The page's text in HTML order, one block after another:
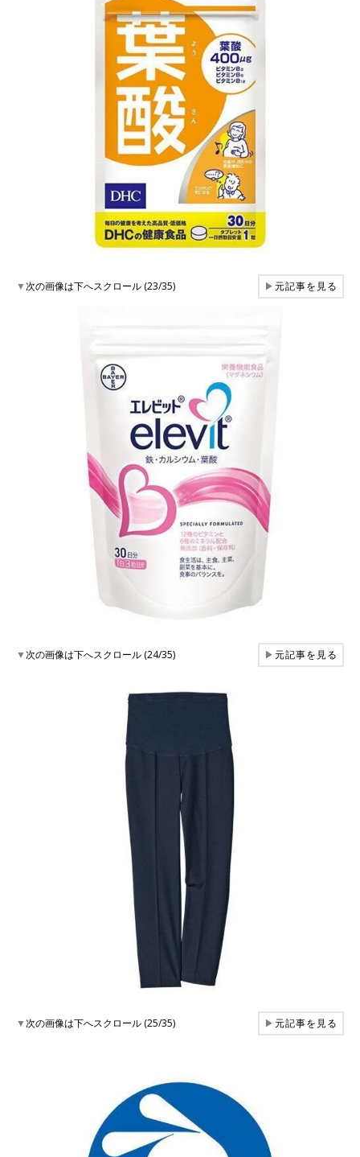
▼次の画像は下へスクロール (23/35) ▶元記事を見る
▼次の画像は下へスクロール (24/35) ▶元記事を見る
▼次の画像は下へスクロール (25/35) ▶元記事を見る